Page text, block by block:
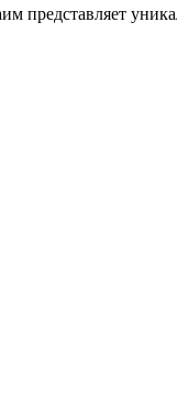
представляет